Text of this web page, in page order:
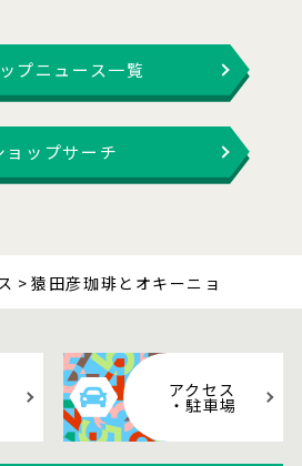
プニュース一覧
ョップサーチ
猿田彦珈琲とオキーニョ
アクセス
・駐車場